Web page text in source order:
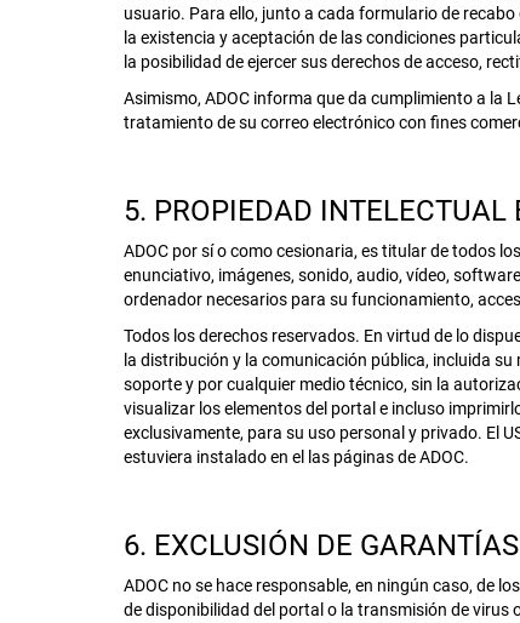
usuario. Para ello, junto a cada formulario de
la existencia y aceptación de las condiciones
la posibilidad de ejercer sus derechos de acceso,
Asimismo, ADOC informa que da cumplimiento a la
tratamiento de su correo electrónico con fines
5. PROPIEDAD INTELECTUAL
ADOC por sí o como cesionaria, es titular de todos
enunciativo, imágenes, sonido, audio, vídeo,
ordenador necesarios para su funcionamiento,
Todos los derechos reservados. En virtud de lo
la distribución y la comunicación pública, incluida
soporte y por cualquier medio técnico, sin la
visualizar los elementos del portal e incluso
exclusivamente, para su uso personal y privado. El
estuviera instalado en el las páginas de ADOC.
6. EXCLUSIÓN DE
ADOC no se hace responsable, en ningún caso, de
de disponibilidad del portal o la transmisión de